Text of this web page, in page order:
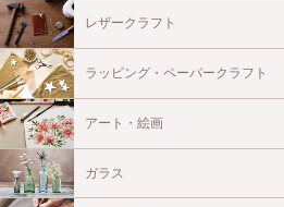
レザークラフト
ラッピング・ペーパークラフト
アート・絵画
ガラス